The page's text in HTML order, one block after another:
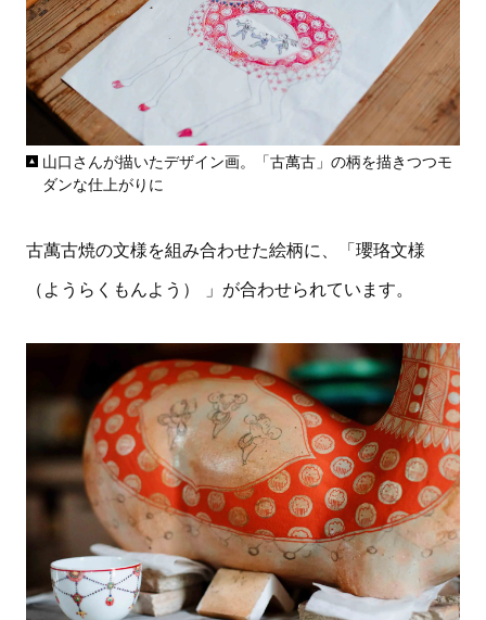
山口さんが描いたデザイン画。「古萬古」の柄を描きつつモ
ダンな仕上がりに
古萬古焼の文様を組み合わせた絵柄に、「瓔珞文様
（ようらくもんよう） 」が合わせられています。